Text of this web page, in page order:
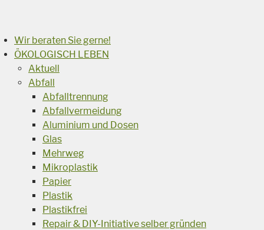
Wir beraten Sie gerne!
ÖKOLOGISCH LEBEN
Aktuell
Abfall
Abfalltrennung
Abfallvermeidung
Aluminium und Dosen
Glas
Mehrweg
Mikroplastik
Papier
Plastik
Plastikfrei
Repair & DIY-Initiative selber gründen